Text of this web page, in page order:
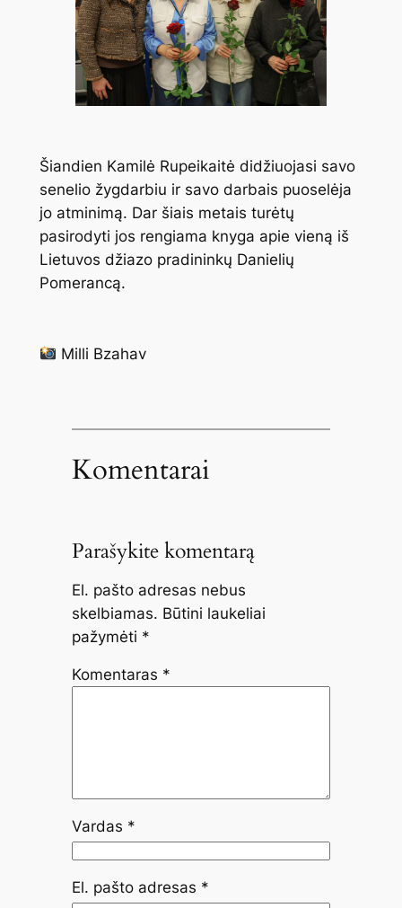
Šiandien Kamilė Rupeikaitė didžiuojasi savo
senelio žygdarbiu ir savo darbais puoselėja
jo atminimą. Dar šiais metais turėtų
pasirodyti jos rengiama knyga apie vieną iš
Lietuvos džiazo pradininkų Danielių
Pomerancą.
Milli Bzahav
Komentarai
Parašykite komentarą
El. pašto adresas nebus
skelbiamas. Būtini laukeliai
pažymėti *
Komentaras *
Vardas *
El. pašto adresas *